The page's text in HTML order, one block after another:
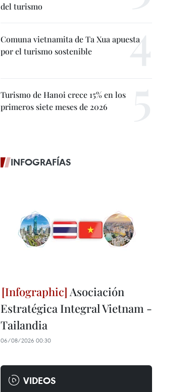
del turismo
Comuna vietnamita de Ta Xua apuesta
por el turismo sostenible
Turismo de Hanoi crece 15% en los
primeros siete meses de 2026
INFOGRAFÍAS
Asociación
Estratégica Integral Vietnam -
Tailandia
06/08/2026 00:30
VIDEOS